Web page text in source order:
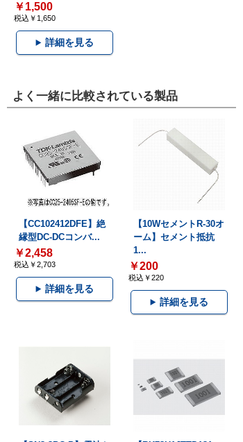
￥1,500
税込￥1,650
詳細を見る
よく一緒に比較されている製品
【CC102412DFE】絶
縁型DC-DCコンバ...
￥2,458
税込￥2,703
詳細を見る
【10WセメントR-30オ
ーム】セメント抵抗
1...
￥200
税込￥220
詳細を見る